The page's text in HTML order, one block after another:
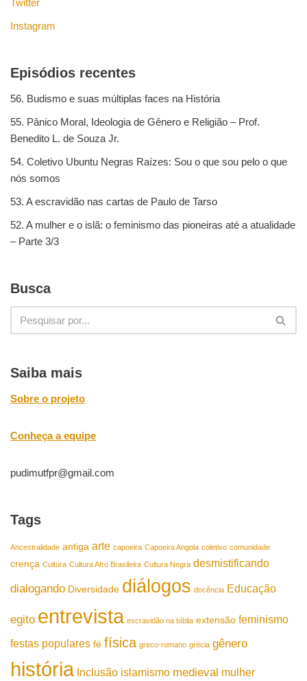
Twitter
Instagram
Episódios recentes
56. Budismo e suas múltiplas faces na História
55. Pânico Moral, Ideologia de Gênero e Religião – Prof.
Benedito L. de Souza Jr.
54. Coletivo Ubuntu Negras Raízes: Sou o que sou pelo o que
nós somos
53. A escravidão nas cartas de Paulo de Tarso
52. A mulher e o islã: o feminismo das pioneiras até a atualidade
– Parte 3/3
Busca
Saiba mais
Sobre o projeto
Conheça a equipe
pudimutfpr@gmail.com
Tags
Ancestralidade antiga arte capoeira Capoeira Angola coletivo comunidade
crença Cultura Cultura Afro Brasileira Cultura Negra desmistificando
dialogando Diversidade diálogos docência Educação
egito entrevista escravidão na bíblia extensão feminismo
festas populares fé física greco-romano grécia gênero
história Inclusão islamismo medieval mulher